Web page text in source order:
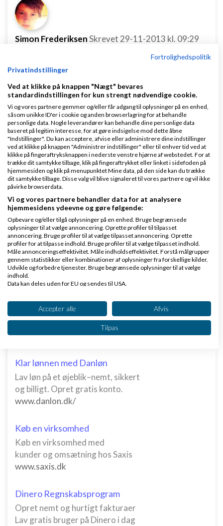
Simon FrederiksenSkrevet 29-11-2013 kl. 09:29
Igen, jeg takker for svarende. Jeg har faktisk
næsten alt hvad jeg skal bruge til studiet, udover
mikrofoner. Jeg kan godt se din pointe Rasmus, og
det vil også være elektronisk musik jeg ville
fokusere på, så alt i alt, skal jeg investere ca. 10000
kroner for at dette studie kan blive kaldt et studie ;)
Svar
Side 2 ud af 2 (15 indlæg)
< Forrige
Tilbage til toppen
Klar lønnen med Danløn
Lav løn på et øjeblik–nemt, sikkert
og billigt. Opret gratis konto.
www.danlon.dk/
Køb en virksomhed
Køb en virksomhed med
kunder og omsætning hos Saxis
www.saxis.dk
Dinero Regnskabsprogram
Opret nemt og hurtigt fakturaer
Lav gratis bruger på Dinero i dag
Fortrolighedspolitik
Privatindstillinger
Ved at klikke på knappen "Nægt" bevares
standardindstillingen for kun strengt nødvendige cookie.
Vi og vores partnere gemmer og/eller får adgang til oplysninger på en enhed,
såsom unikke ID'er i cookie og anden browserlagring for at behandle
personlige data. Nogle leverandører kan behandle dine personlige data
baseret på legitim interesse, for at gøre indsigelse mod dette åbne
"Indstillinger". Du kan acceptere, afvise eller administrere dine indstillinger
ved at klikke på knappen "Administrer indstillinger" eller til enhver tid ved at
klikke på fingeraftryksknappen i nederste venstre hjørne af webstedet. For at
trække dit samtykke tilbage, klik på fingeraftrykket eller linket i sidefoden på
hjemmesiden og klik på menupunktet Mine data, på den side kan du trække
dit samtykke tilbage. Disse valg vil blive signaleret til vores partnere og vil ikke
påvirke browserdata.
Vi og vores partnere behandler data for at analysere
hjemmesidens ydeevne og gøre følgende:
Opbevare og/eller tilgå oplysninger på en enhed. Bruge begrænsede
oplysninger til at vælge annoncering. Oprette profiler til tilpasset
annoncering. Bruge profiler til at vælge tilpasset annoncering. Oprette
profiler for at tilpasse indhold. Bruge profiler til at vælge tilpasset indhold.
Måle annonceringseffektivitet. Måle indholdseffektivitet. Forstå målgrupper
gennem statistikker eller kombinationer af oplysninger fra forskellige kilder.
Udvikle og forbedre tjenester. Bruge begrænsede oplysninger til at vælge
indhold.
Data kan deles uden for EU og sendes til USA.
Se partnerliste (2 IAB-leverandører)
Vi bruger dine data til følgende formål:
IAB's behandlingsformål:
Bruge begrænsede oplysninger til at vælge
annoncering
Oprette profiler til tilpasset annoncering
Bruge profiler til at vælge tilpasset
Oprette profiler for at tilpasse indhold
Måle annonceringseffektivitet
Måle indholdseffektivitet
Accepter alle Afvis
Tilpas